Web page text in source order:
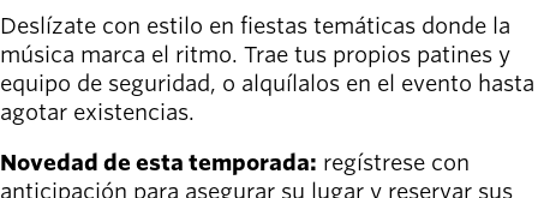
de participar
newsmode
Últimas
noticias
Actualizaciones
desde
Deslízate con estilo en fiestas temáticas donde la
música marca el ritmo. Trae tus propios patines y
equipo de seguridad, o alquílalos en el evento hasta
agotar existencias.
Novedad de esta temporada: regístrese con
anticipación para asegurar su lugar y reservar sus